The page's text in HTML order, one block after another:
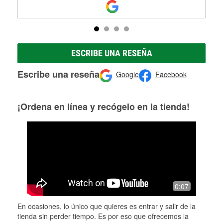
ESCRIBE UNA RESEÑA
Escribe una reseña Google Facebook
¡Ordena en línea y recógelo en la tienda!
0:07
En ocasiones, lo único que quieres es entrar y salir de la
tienda sin perder tiempo. Es por eso que ofrecemos la